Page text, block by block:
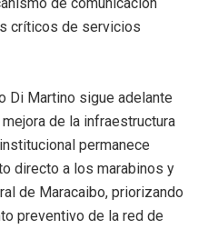
críticos de servicios
Di Martino sigue adelante
de la infraestructura
permanece
directo a los marabinos y
de Maracaibo, priorizando
preventivo de la red de